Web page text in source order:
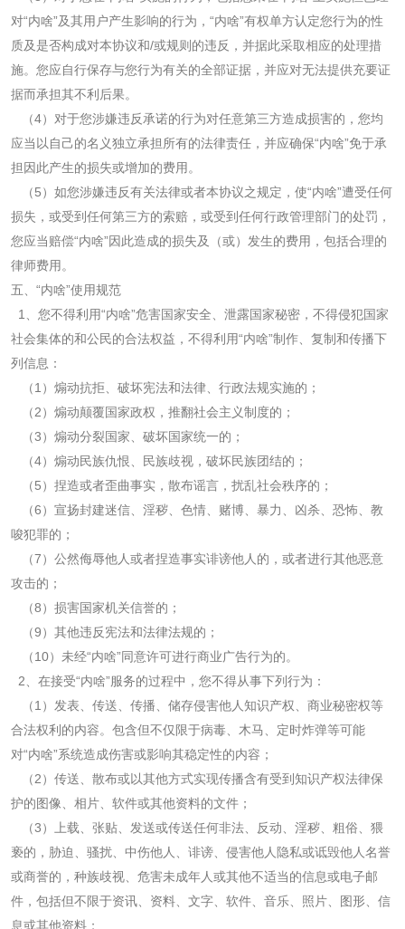
对“内啥”及其用户产生影响的行为，“内啥”有权单方认定您行为的性
质及是否构成对本协议和/或规则的违反，并据此采取相应的处理措
施。您应自行保存与您行为有关的全部证据，并应对无法提供充要证
据而承担其不利后果。
（4）对于您涉嫌违反承诺的行为对任意第三方造成损害的，您均
应当以自己的名义独立承担所有的法律责任，并应确保“内啥”免于承
担因此产生的损失或增加的费用。
（5）如您涉嫌违反有关法律或者本协议之规定，使“内啥”遭受任何
损失，或受到任何第三方的索赔，或受到任何行政管理部门的处罚，
您应当赔偿“内啥”因此造成的损失及（或）发生的费用，包括合理的
律师费用。
五、“内啥”使用规范
1
、您不得利用“内啥”危害国家安全、泄露国家秘密，不得侵犯国家
社会集体的和公民的合法权益，不得利用“内啥”制作、复制和传播下
列信息：
（1 ）煽动抗拒、破坏宪法和法律、行政法规实施的；
（2）煽动颠覆国家政权，推翻社会主义制度的；
（3）煽动分裂国家、破坏国家统一的；
（4）煽动民族仇恨、民族歧视，破坏民族团结的；
（5）捏造或者歪曲事实，散布谣言，扰乱社会秩序的；
（6）宣扬封建迷信、淫秽、色情、赌博、暴力、凶杀、恐怖、教
唆犯罪的；
（7）公然侮辱他人或者捏造事实诽谤他人的，或者进行其他恶意
攻击的；
（8）损害国家机关信誉的；
（9）其他违反宪法和法律法规的；
（10）未经“内啥”同意许可进行商业广告行为的。
2 、在接受“内啥”服务的过程中，您不得从事下列行为：
（1 ）发表、传送、传播、储存侵害他人知识产权、商业秘密权等
合法权利的内容。包含但不仅限于病毒、木马、定时炸弹等可能
对“内啥”系统造成伤害或影响其稳定性的内容；
（2）传送、散布或以其他方式实现传播含有受到知识产权法律保
护的图像、相片、软件或其他资料的文件；
（3）上载、张贴、发送或传送任何非法、反动、淫秽、粗俗、猥
亵的，胁迫、骚扰、中伤他人、诽谤、侵害他人隐私或诋毁他人名誉
或商誉的，种族歧视、危害未成年人或其他不适当的信息或电子邮
件，包括但不限于资讯、资料、文字、软件、音乐、照片、图形、信
息或其他资料；